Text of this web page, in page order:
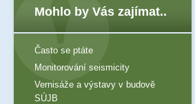
Mohlo by Vás zajímat..
Často se ptáte
Monitorování seismicity
Vernisáže a výstavy v budově
SÚJB